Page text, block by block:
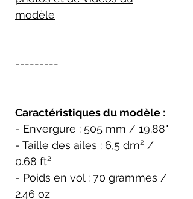
modèle
---------
Caractéristiques du modèle :
- Envergure : 505 mm / 19.88"
- Taille des ailes : 6,5 dm² /
0.68 ft²
- Poids en vol : 70 grammes /
2.46 oz